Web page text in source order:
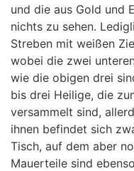
und die aus Gold und
nichts zu sehen.
Streben mit weißen
wobei die zwei
wie die obigen drei
bis drei Heilige, die
versammelt sind,
ihnen befindet sich
Tisch, auf dem aber
Mauerteile sind